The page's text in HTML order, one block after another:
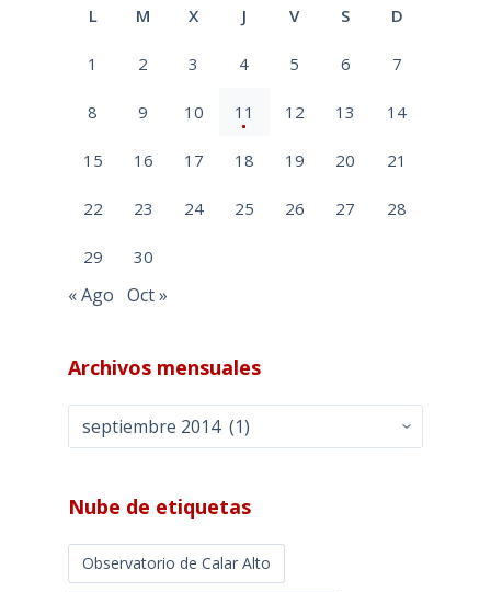
L M X J V S D
1 2 3 4 5 6 7
8 9 10 11 12 13 14
15 16 17 18 19 20 21
22 23 24 25 26 27 28
29 30
« Ago Oct »
Archivos mensuales
Archivos
mensuales
Nube de etiquetas
Observatorio de Calar Alto